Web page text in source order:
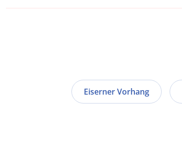
Eiserner Vorhang